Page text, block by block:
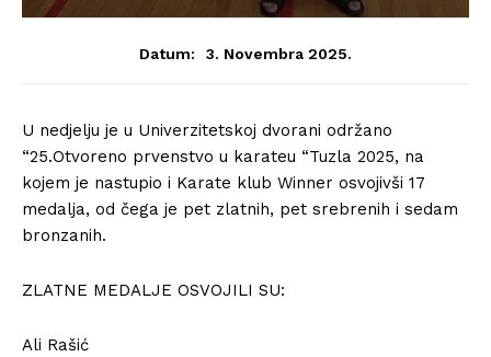
Datum: 3. Novembra 2025.
U nedjelju je u Univerzitetskoj dvorani održano
“25.Otvoreno prvenstvo u karateu “Tuzla 2025, na
kojem je nastupio i Karate klub Winner osvojivši 17
medalja, od čega je pet zlatnih, pet srebrenih i sedam
bronzanih.
ZLATNE MEDALJE OSVOJILI SU:
Ali Rašić